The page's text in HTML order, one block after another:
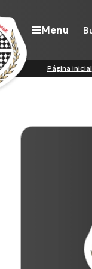
Menu
Página inicial